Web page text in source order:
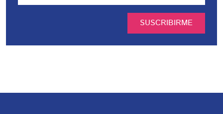
SUSCRIBIRME